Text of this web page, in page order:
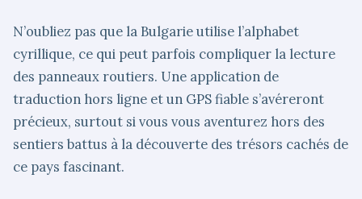
N’oubliez pas que la Bulgarie utilise l’alphabet
cyrillique, ce qui peut parfois compliquer la lecture
des panneaux routiers. Une application de
traduction hors ligne et un GPS fiable s’avéreront
précieux, surtout si vous vous aventurez hors des
sentiers battus à la découverte des trésors cachés de
ce pays fascinant.